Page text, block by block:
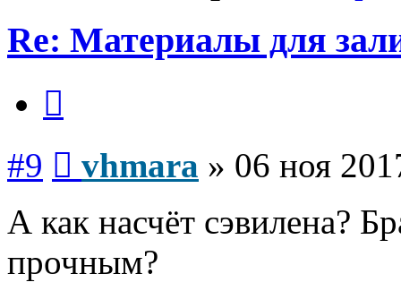
Re: Материалы для
#9 vhmara » 06 ноя
А как насчёт сэвилена?
прочным?